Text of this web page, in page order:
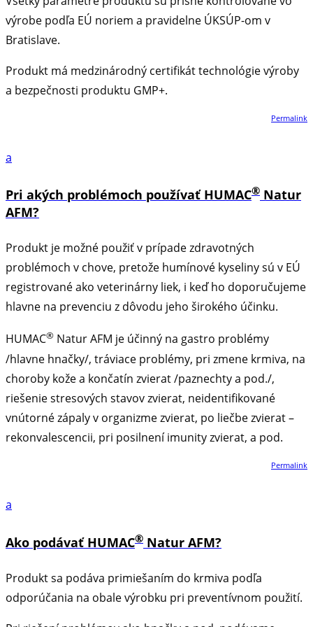
výrobe podľa EÚ noriem a pravidelne ÚKSÚP-om v
Bratislave.
Produkt má medzinárodný certifikát technológie výroby
a bezpečnosti produktu GMP+.
Permalink
a
Pri akých problémoch používať HUMAC® Natur
AFM?
Produkt je možné použiť v prípade zdravotných
problémoch v chove, pretože humínové kyseliny sú v EÚ
registrované ako veterinárny liek, i keď ho doporučujeme
hlavne na prevenciu z dôvodu jeho širokého účinku.
HUMAC® Natur AFM je účinný na gastro problémy
/hlavne hnačky/, tráviace problémy, pri zmene krmiva, na
choroby kože a končatín zvierat /paznechty a pod./,
riešenie stresových stavov zvierat, neidentifikované
vnútorné zápaly v organizme zvierat, po liečbe zvierat –
rekonvalescencii, pri posilnení imunity zvierat, a pod.
Permalink
a
Ako podávať HUMAC® Natur AFM?
Produkt sa podáva primiešaním do krmiva podľa
odporúčania na obale výrobku pri preventívnom použití.